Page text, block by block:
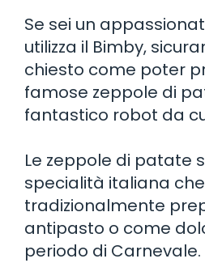
Se sei un
utilizza il Bimby,
chiesto come poter
famose zeppole di
fantastico robot da
Le zeppole di patate
specialità italiana
tradizionalmente
antipasto o come
periodo di Carnevale.